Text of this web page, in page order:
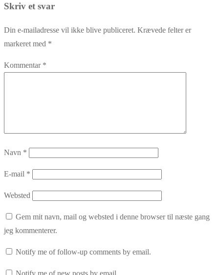
Skriv et svar
Din e-mailadresse vil ikke blive publiceret. Krævede felter er
markeret med *
Kommentar *
Navn *
E-mail *
Websted
Gem mit navn, mail og websted i denne browser til næste gang
jeg kommenterer.
Notify me of follow-up comments by email.
Notify me of new posts by email.